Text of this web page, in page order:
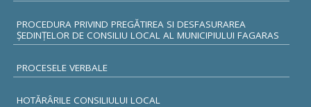
PROCEDURA PRIVIND PREGĂTIREA SI DESFASURAREA
ȘEDINȚELOR DE CONSILIU LOCAL AL MUNICIPIULUI FAGARAS
PROCESELE VERBALE
HOTĂRÂRILE CONSILIULUI LOCAL